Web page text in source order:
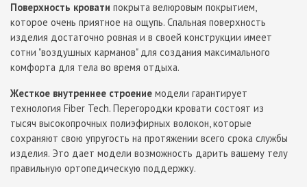
Поверхность кровати покрыта велюровым покрытием,
которое очень приятное на ощупь. Спальная поверхность
изделия достаточно ровная и в своей конструкции имеет
сотни "воздушных карманов" для создания максимального
комфорта для тела во время отдыха.
Жесткое внутреннее строение модели гарантирует
технология Fiber Tech. Перегородки кровати состоят из
тысяч высокопрочных полиэфирных волокон, которые
сохраняют свою упругость на протяжении всего срока службы
изделия. Это дает модели возможность дарить вашему телу
правильную ортопедическую поддержку.